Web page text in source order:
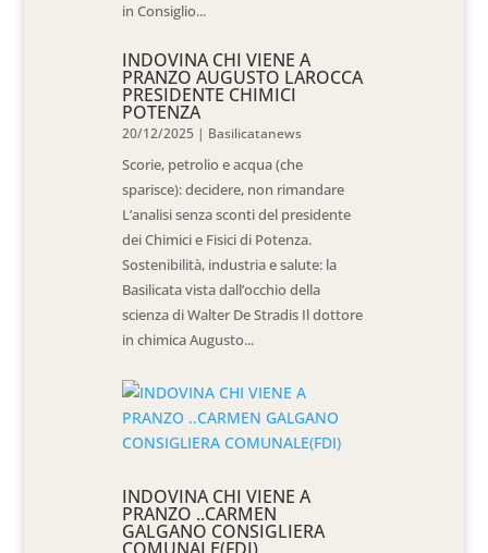
in Consiglio...
INDOVINA CHI VIENE A
PRANZO AUGUSTO LAROCCA
PRESIDENTE CHIMICI
POTENZA
20/12/2025 | Basilicatanews
Scorie, petrolio e acqua (che
sparisce): decidere, non rimandare
L’analisi senza sconti del presidente
dei Chimici e Fisici di Potenza.
Sostenibilità, industria e salute: la
Basilicata vista dall’occhio della
scienza di Walter De Stradis Il dottore
in chimica Augusto...
INDOVINA CHI VIENE A
PRANZO ..CARMEN
GALGANO CONSIGLIERA